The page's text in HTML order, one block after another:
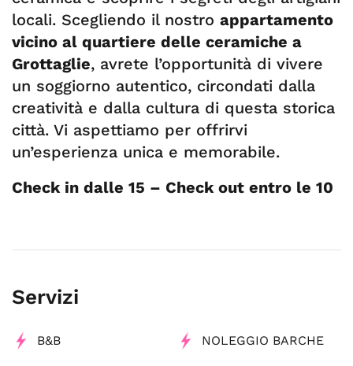
locali. Scegliendo il nostro appartamento
vicino al quartiere delle ceramiche a
Grottaglie, avrete l’opportunità di vivere
un soggiorno autentico, circondati dalla
creatività e dalla cultura di questa storica
città. Vi aspettiamo per offrirvi
un’esperienza unica e memorabile.
Check in dalle 15 – Check out entro le 10
Servizi
B&B NOLEGGIO BARCHE